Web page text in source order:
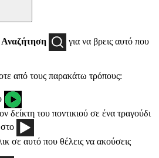
Αναζήτηση
για να βρεις αυτό που
από τους παρακάτω τρόπους:
δείκτη του ποντικιού σε ένα τραγούδι
σε αυτό που θέλεις να ακούσεις